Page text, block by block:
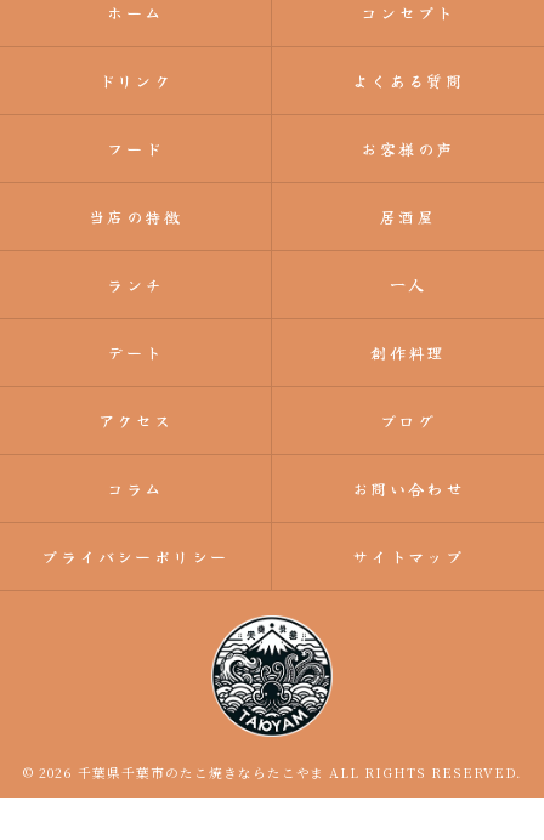
ホーム コンセプト
ドリンク よくある質問
フード お客様の声
当店の特徴 居酒屋
ランチ 一人
デート 創作料理
アクセス ブログ
コラム お問い合わせ
プライバシーポリシー サイトマップ
© 2026 千葉県千葉市のたこ焼きならたこやま ALL RIGHTS RESERVED.